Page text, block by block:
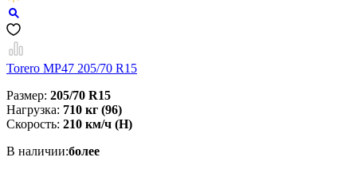
Torero MP47 205/70 R15
Размер: 205/70 R15
Нагрузка: 710 кг (96)
Скорость: 210 км/ч (H)
В наличии:более